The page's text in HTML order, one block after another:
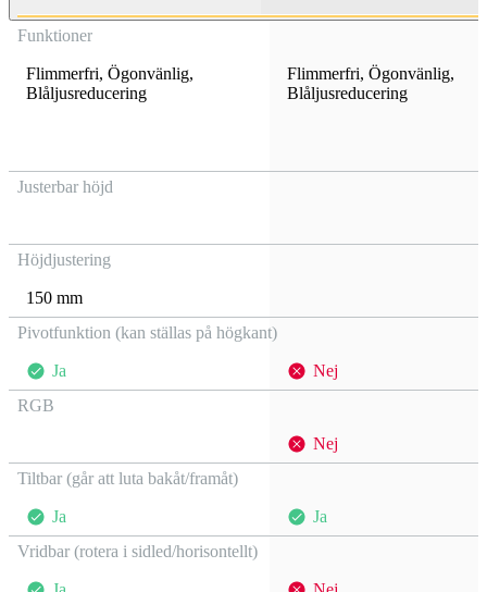
Funktioner
Flimmerfri, Ögonvänlig,
Blåljusreducering
Flimmerfri, Ögonvänlig,
Blåljusreducering
Justerbar höjd
Höjdjustering
150 mm
Pivotfunktion (kan ställas på högkant)
Ja
Nej
RGB
Nej
Tiltbar (går att luta bakåt/framåt)
Ja
Ja
Vridbar (rotera i sidled/horisontellt)